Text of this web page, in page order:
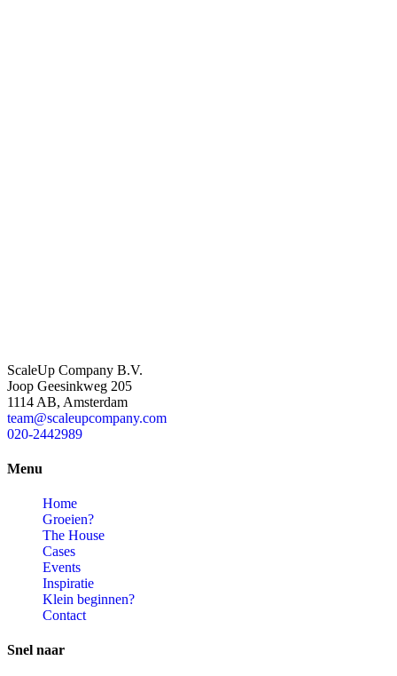
ScaleUp Company B.V.
Joop Geesinkweg 205
1114 AB, Amsterdam
team@scaleupcompany.com
020-2442989
Menu
Home
Groeien?
The House
Cases
Events
Inspiratie
Klein beginnen?
Contact
Snel naar